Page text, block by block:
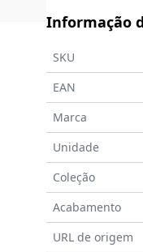
Informação
SKU
EAN
Marca
Unidade
Coleção
Acabamento
URL de origem